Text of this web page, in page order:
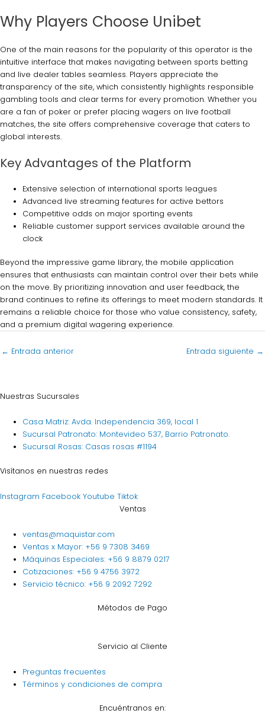
Why Players Choose Unibet
One of the main reasons for the popularity of this operator is the
intuitive interface that makes navigating between sports betting
and live dealer tables seamless. Players appreciate the
transparency of the site, which consistently highlights responsible
gambling tools and clear terms for every promotion. Whether you
are a fan of poker or prefer placing wagers on live football
matches, the site offers comprehensive coverage that caters to
global interests.
Key Advantages of the Platform
Extensive selection of international sports leagues
Advanced live streaming features for active bettors
Competitive odds on major sporting events
Reliable customer support services available around the
clock
Beyond the impressive game library, the mobile application
ensures that enthusiasts can maintain control over their bets while
on the move. By prioritizing innovation and user feedback, the
brand continues to refine its offerings to meet modern standards. It
remains a reliable choice for those who value consistency, safety,
and a premium digital wagering experience.
← Entrada anterior Entrada siguiente →
Nuestras Sucursales
Casa Matriz: Avda. Independencia 369, local 1
Sucursal Patronato: Montevideo 537, Barrio Patronato.
Sucursal Rosas: Casas rosas #1194
Visítanos en nuestras redes
Instagram Facebook Youtube Tiktok
Ventas
ventas@maquistar.com
Ventas x Mayor: +56 9 7308 3469
Máquinas Especiales: +56 9 8879 0217
Cotizaciones: +56 9 4756 3972
Servicio técnico: +56 9 2092 7292
Métodos de Pago
Servicio al Cliente
Preguntas frecuentes
Términos y condiciones de compra
Encuéntranos en: